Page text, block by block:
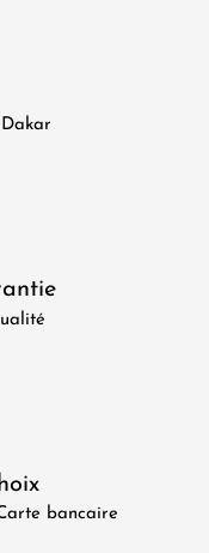
bancaire